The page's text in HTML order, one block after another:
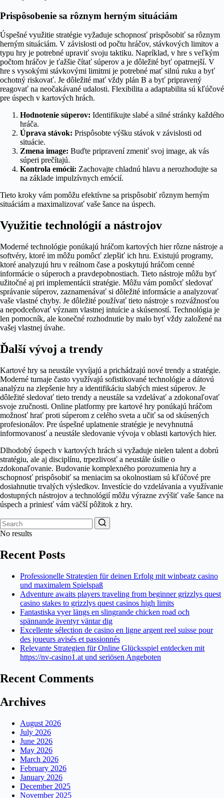
Prispôsobenie sa rôznym herným situáciám
Úspešné využitie stratégie vyžaduje schopnosť prispôsobiť sa rôznym
herným situáciám. V závislosti od počtu hráčov, stávkových limitov a
typu hry je potrebné upraviť svoju taktiku. Napríklad, v hre s veľkým
počtom hráčov je ťažšie čítať súperov a je dôležité byť opatrnejší. V
hre s vysokými stávkovými limitmi je potrebné mať silnú ruku a byť
ochotný riskovať. Je dôležité mať vždy plán B a byť pripravený
reagovať na neočakávané udalosti. Flexibilita a adaptabilita sú kľúčové
pre úspech v kartových hrách.
Hodnotenie súperov: Identifikujte slabé a silné stránky každého
hráča.
Úprava stávok: Prispôsobte výšku stávok v závislosti od
situácie.
Zmena image: Buďte pripravení zmeniť svoj image, ak vás
súperi prečítajú.
Kontrola emócií: Zachovajte chladnú hlavu a nerozhodujte sa
na základe impulzívnych emócií.
Tieto kroky vám pomôžu efektívne sa prispôsobiť rôznym herným
situáciám a maximalizovať vaše šance na úspech.
Využitie technológií a nástrojov
Moderné technológie ponúkajú hráčom kartových hier rôzne nástroje a
softvéry, ktoré im môžu pomôcť zlepšiť ich hru. Existujú programy,
ktoré analyzujú hru v reálnom čase a poskytujú hráčom cenné
informácie o súperoch a pravdepobnostiach. Tieto nástroje môžu byť
užitočné aj pri implementácii stratégie. Môžu vám pomôcť sledovať
správanie súperov, zaznamenávať si dôležité informácie a analyzovať
vaše vlastné chyby. Je dôležité používať tieto nástroje s rozvážnosťou
a nepodceňovať význam vlastnej intuície a skúseností. Technológia je
len pomocník, ale konečné rozhodnutie by malo byť vždy založené na
vašej vlastnej úvahe.
Ďalší vývoj a trendy
Kartové hry sa neustále vyvíjajú a prichádzajú nové trendy a stratégie.
Moderné turnaje často využívajú sofistikované technológie a dátovú
analýzu na zlepšenie hry a identifikáciu slabých miest súperov. Je
dôležité sledovať tieto trendy a neustále sa vzdelávať a zdokonaľovať
svoje zručnosti. Online platformy pre kartové hry ponúkajú hráčom
možnosť hrať proti súperom z celého sveta a učiť sa od skúsených
profesionálov. Pre úspešné uplatnenie stratégie je nevyhnutná
informovanosť a neustále sledovanie vývoja v oblasti kartových hier.
Dlhodobý úspech v kartových hrách si vyžaduje nielen talent a dobrú
stratégiu, ale aj disciplínu, trpezlivosť a neustále úsilie o
zdokonaľovanie. Budovanie komplexného porozumenia hry a
schopnosť prispôsobiť sa meniacim sa okolnostiam sú kľúčové pre
dosiahnutie trvalých výsledkov. Investície do vzdelávania a využívanie
dostupných nástrojov a technológií môžu výrazne zvýšiť vaše šance na
úspech a priniesť vám väčší pôžitok z hry.
No results
Recent Posts
Professionelle Strategien für deinen Erfolg mit winbeatz casino
und maximalem Spielspaß
Adventure awaits players traveling from beginner grizzlys quest
casino stakes to grizzlys quest casinos high limits
Fantastiska vyer längs en slingrande chicken road och
spännande äventyr väntar dig
Excellente sélection de casino en ligne argent reel suisse pour
des joueurs avisés et passionnés
Relevante Strategien für Online Glücksspiel entdecken mit
https://nv-casino1.at und seriösen Angeboten
Recent Comments
Archives
August 2026
July 2026
June 2026
May 2026
March 2026
February 2026
January 2026
December 2025
November 2025